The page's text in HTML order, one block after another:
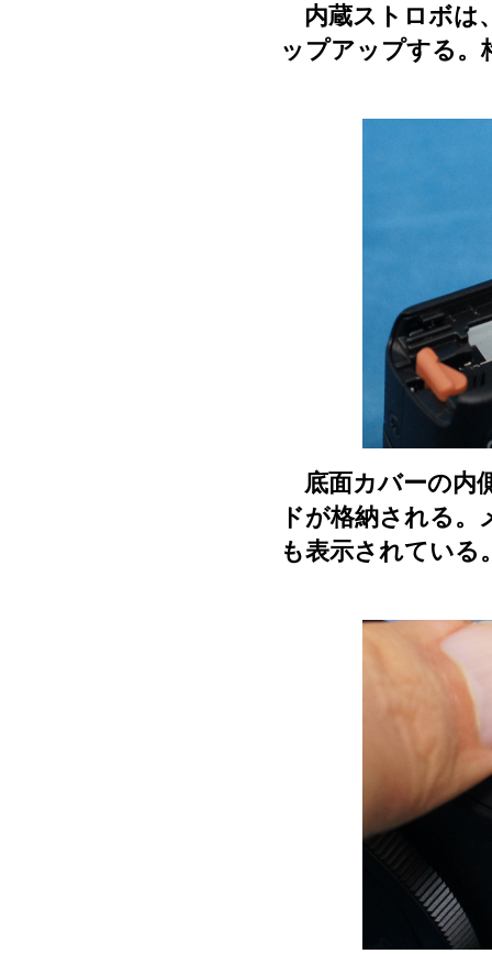
内蔵ストロボは
ップアップする。
底面カバーの内
ドが格納される
も表示されている